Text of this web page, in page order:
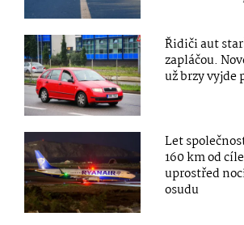
Řidiči aut
zapláčou.
už brzy vyjde
Let
160 km od
uprostřed
osudu